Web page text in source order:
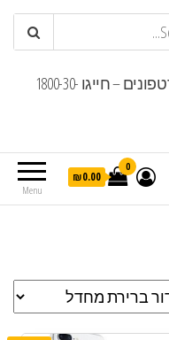
מגוון מבצעים למחשבים וסמארטפונים – חייגו 1800-30-
Menu
0
₪0.00